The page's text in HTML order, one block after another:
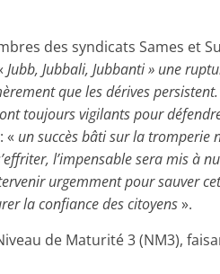
des syndicats Sames et
Jubb, Jubbali, Jubbanti » une
que les dérives
toujours vigilants pour
« un succès bâti sur la tromperie
l’impensable sera mis à
urgemment pour sauver
la confiance des citoyens».
de Maturité 3 (NM3),